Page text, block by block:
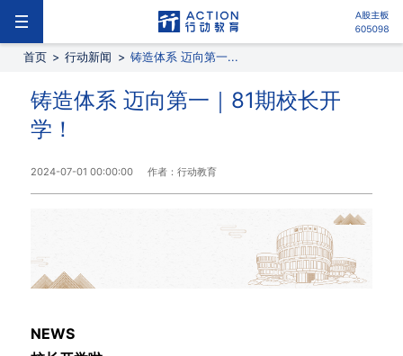
首页 > 行动新闻 > 铸造体系 迈向第一...
铸造体系 迈向第一｜81期校长开
学！
2024-07-01 00:00:00 作者：行动教育
NEWS